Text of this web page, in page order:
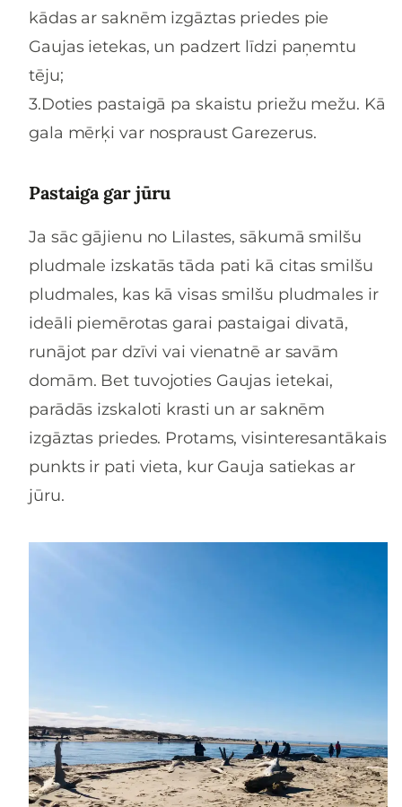
kādas ar saknēm izgāztas priedes pie
Gaujas ietekas, un padzert līdzi paņemtu
tēju;
3.Doties pastaigā pa skaistu priežu mežu. Kā
gala mērķi var nospraust Garezerus.
Pastaiga gar jūru
Ja sāc gājienu no Lilastes, sākumā smilšu
pludmale izskatās tāda pati kā citas smilšu
pludmales, kas kā visas smilšu pludmales ir
ideāli piemērotas garai pastaigai divatā,
runājot par dzīvi vai vienatnē ar savām
domām. Bet tuvojoties Gaujas ietekai,
parādās izskaloti krasti un ar saknēm
izgāztas priedes. Protams, visinteresantākais
punkts ir pati vieta, kur Gauja satiekas ar
jūru.